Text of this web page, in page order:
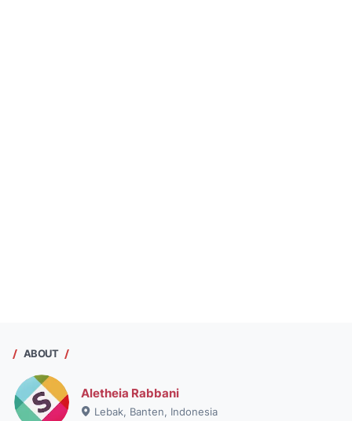
ABOUT
Aletheia Rabbani
Lebak, Banten, Indonesia